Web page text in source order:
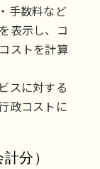
手数料など
表示し、コ
ストを計算
スに対する
政コストに
分）